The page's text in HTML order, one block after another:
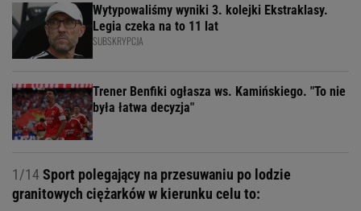
Wytypowaliśmy wyniki 3. kolejki Ekstraklasy.
Legia czeka na to 11 lat
SUBSKRYPCJA
Trener Benfiki ogłasza ws. Kamińskiego. "To nie
była łatwa decyzja"
1/14Sport polegający na przesuwaniu po lodzie
granitowych ciężarków w kierunku celu to: